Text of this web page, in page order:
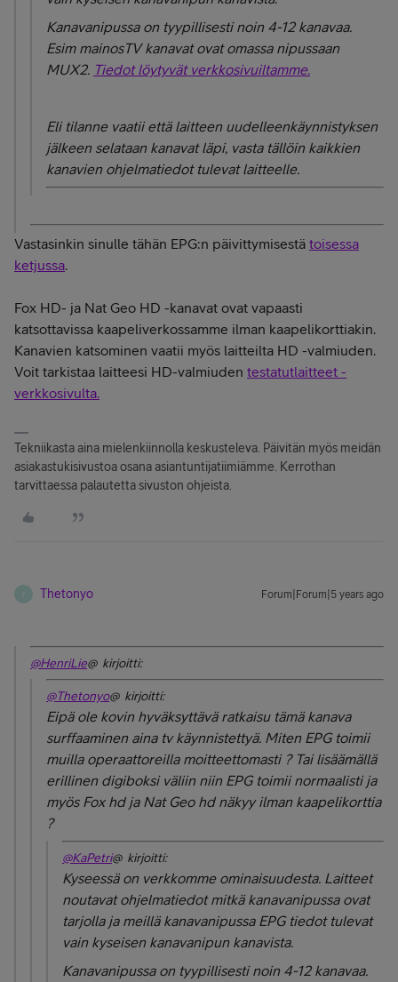
Kanavanipussa on tyypillisesti noin 4-12 kanavaa.
Esim mainosTV kanavat ovat omassa nipussaan
MUX2. Tiedot löytyvät verkkosivuiltamme.
Eli tilanne vaatii että laitteen uudelleenkäynnistyksen
jälkeen selataan kanavat läpi, vasta tällöin kaikkien
kanavien ohjelmatiedot tulevat laitteelle.
Vastasinkin sinulle tähän EPG:n päivittymisestä toisessa
ketjussa.
Fox HD- ja Nat Geo HD -kanavat ovat vapaasti
katsottavissa kaapeliverkossamme ilman kaapelikorttiakin.
Kanavien katsominen vaatii myös laitteilta HD -valmiuden.
Voit tarkistaa laitteesi HD-valmiuden testatutlaitteet -
verkkosivulta.
Tekniikasta aina mielenkiinnolla keskusteleva. Päivitän myös meidän
asiakastukisivustoa osana asiantuntijatiimiämme. Kerrothan
tarvittaessa palautetta sivuston ohjeista.
T Thetonyo Forum|Forum|5 years ago
@HenriLie@ kirjoitti:
@Thetonyo@ kirjoitti:
Eipä ole kovin hyväksyttävä ratkaisu tämä kanava
surffaaminen aina tv käynnistettyä. Miten EPG toimii
muilla operaattoreilla moitteettomasti ? Tai lisäämällä
erillinen digiboksi väliin niin EPG toimii normaalisti ja
myös Fox hd ja Nat Geo hd näkyy ilman kaapelikorttia
?
@KaPetri@ kirjoitti:
Kyseessä on verkkomme ominaisuudesta. Laitteet
noutavat ohjelmatiedot mitkä kanavanipussa ovat
tarjolla ja meillä kanavanipussa EPG tiedot tulevat
vain kyseisen kanavanipun kanavista.
Kanavanipussa on tyypillisesti noin 4-12 kanavaa.